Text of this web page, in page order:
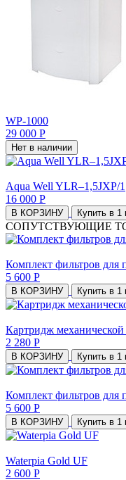
WP-1000
29 000 Р
Нет в наличии
Aqua Well YLR–1,5JXP/1
16 000 Р
В КОРЗИНУ Купить в 1
СОПУТСТВУЮЩИЕ
Комплект фильтров для
5 600 Р
В КОРЗИНУ Купить в 1
Картридж
2 280 Р
В КОРЗИНУ Купить в 1
Комплект фильтров для
5 600 Р
В КОРЗИНУ Купить в 1
Waterpia Gold UF
2 600 Р